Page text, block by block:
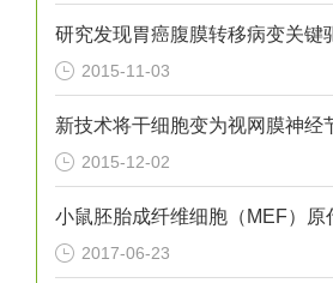
2015-11-03
新技术将干细胞变为视网膜神经
2015-12-02
2017-06-23